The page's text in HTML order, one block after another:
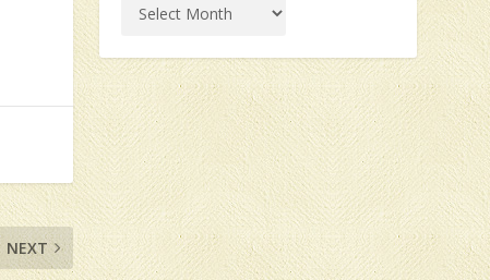
NEXT